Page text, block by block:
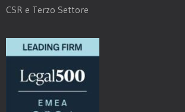
CSR e Terzo Settore